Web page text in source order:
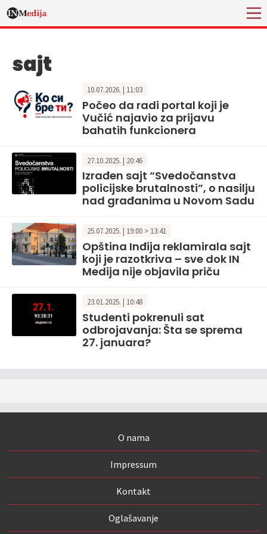
sajt
10.07.2026. | 11:03
Počeo da radi portal koji je
Vučić najavio za prijavu
bahatih funkcionera
27.10.2025. | 20:46
Izrađen sajt “Svedočanstva
policijske brutalnosti”, o nasilju
nad građanima u Novom Sadu
25.07.2025. | 19:00 > 13:41
Opština Inđija reklamirala sajt
koji je razotkriva – sve dok IN
Medija nije objavila priču
23.01.2025. | 10:48
Studenti pokrenuli sat
odbrojavanja: Šta se sprema
27. januara?
O nama
Impressum
Kontakt
Oglašavanje